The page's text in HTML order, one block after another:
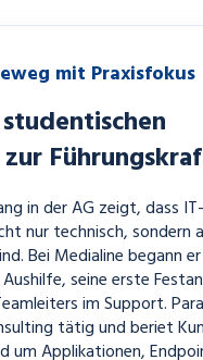
mit Praxisfokus
in der AG zeigt, dass IT-
nur technisch, sondern
Bei Medialine begann
seine erste
im Support.
tätig und beriet
um Applikationen,